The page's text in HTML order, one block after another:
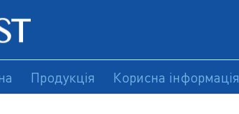
Продукція Корисна інформація